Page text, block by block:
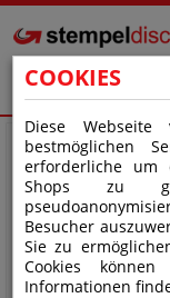
COOKIES
Diese
bestmöglichen
erforderliche um
Shops zu
Besucher
Sie zu
Cookies
Informationen